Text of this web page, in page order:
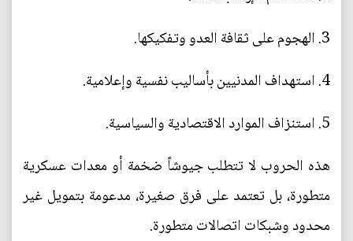
3. الهجوم على ثقافة العدو وتفكيكها.
4. استهداف المدنيين بأساليب نفسية وإعلامية.
5. استنزاف الموارد الاقتصادية والسياسية.
هذه الحروب لا تتطلب جيوشاً ضخمة أو معدات عسكرية
متطورة، بل تعتمد على فرق صغيرة، مدعومة بتمويل غير
محدود وشبكات اتصالات متطورة.